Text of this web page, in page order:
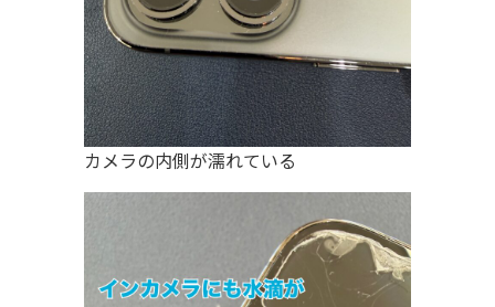
カメラの内側が濡れている